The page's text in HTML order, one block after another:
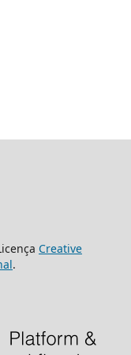
Creative
.